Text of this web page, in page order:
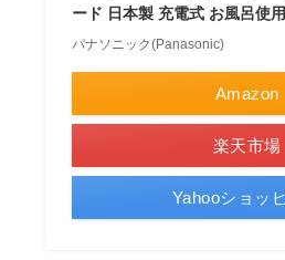
ード 日本製 充電式 お風呂使
パナソニック(Panasonic)
Amazon
楽天市場
Yahooショッ